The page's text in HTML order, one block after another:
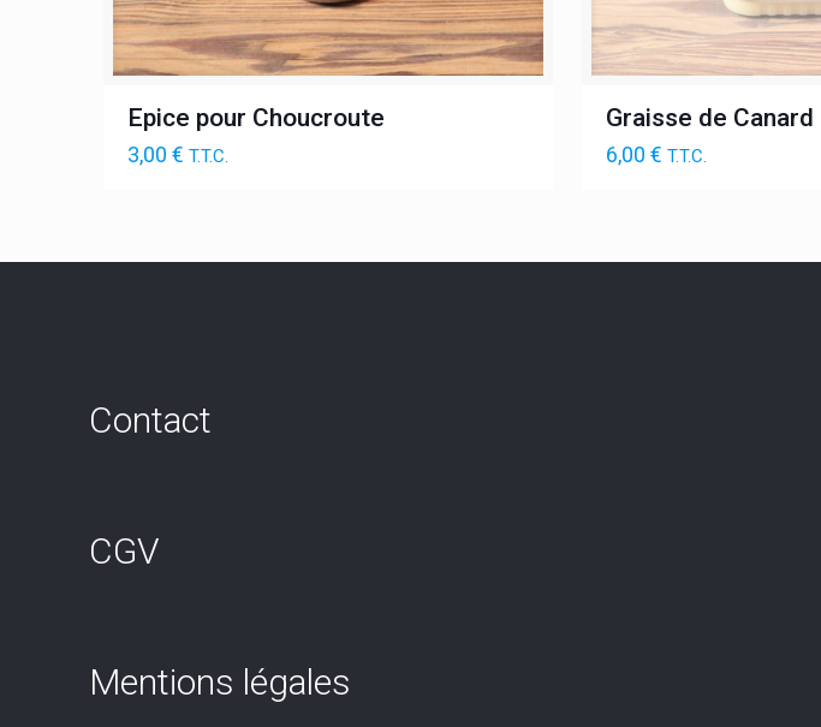
Epice pour Choucroute
3,00€ T.T.C.
Graisse de Canard
6,00€ T.T.C.
Contact
CGV
Mentions légales